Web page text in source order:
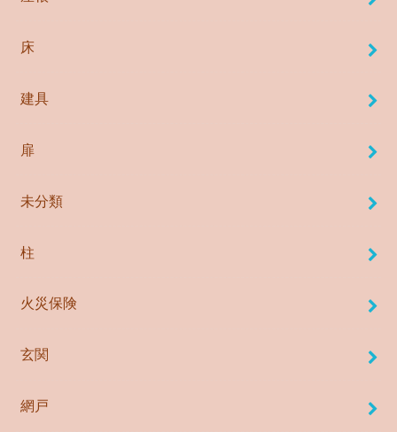
床
建具
扉
未分類
柱
火災保険
玄関
網戸